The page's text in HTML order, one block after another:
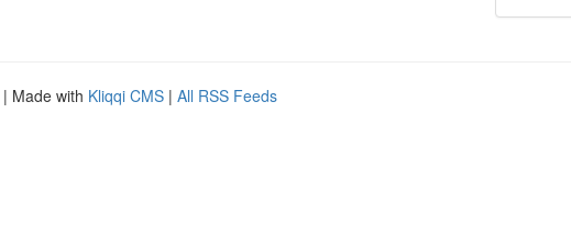
| Made with Kliqqi CMS | All RSS Feeds